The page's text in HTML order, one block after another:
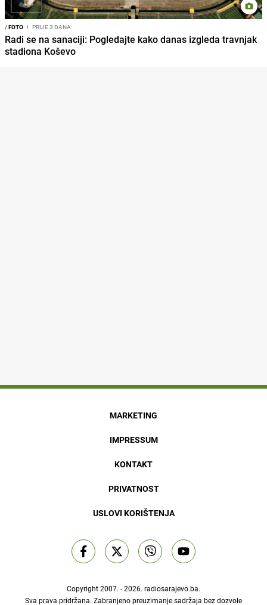
/FOTO I PRIJE 3 DANA
Radi se na sanaciji: Pogledajte kako danas izgleda travnjak
stadiona Koševo
MARKETING
IMPRESSUM
KONTAKT
PRIVATNOST
USLOVI KORIŠTENJA
Copyright 2007. - 2026. radiosarajevo.ba.
Sva prava pridržana. Zabranjeno preuzimanje sadržaja bez dozvole